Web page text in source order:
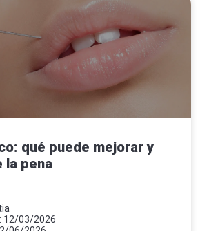
qué puede mejorar y
la pena
12/03/2026